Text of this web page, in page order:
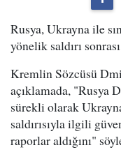
Rusya, Ukrayna ile
yönelik saldırı
Kremlin Sözcüsü
açıklamada, "Rusya
sürekli olarak
saldırısıyla ilgili
raporlar aldığını"